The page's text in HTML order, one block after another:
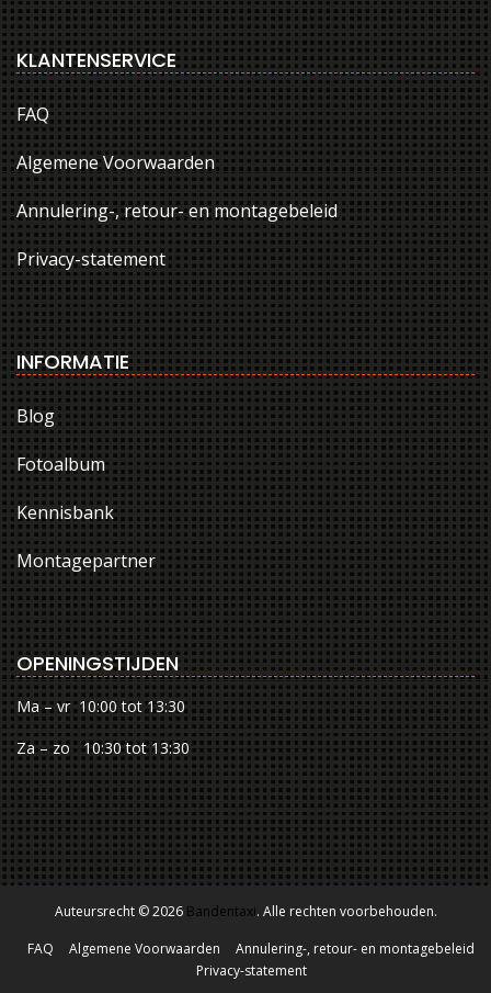
KLANTENSERVICE
FAQ
Algemene Voorwaarden
Annulering-, retour- en montagebeleid
Privacy-statement
INFORMATIE
Blog
Fotoalbum
Kennisbank
Montagepartner
OPENINGSTIJDEN
Ma – vr 10:00 tot 13:30
Za – zo 10:30 tot 13:30
Auteursrecht © 2026 Bandentaxi. Alle rechten voorbehouden.
FAQ
Algemene Voorwaarden
Annulering-, retour- en montagebeleid
Privacy-statement